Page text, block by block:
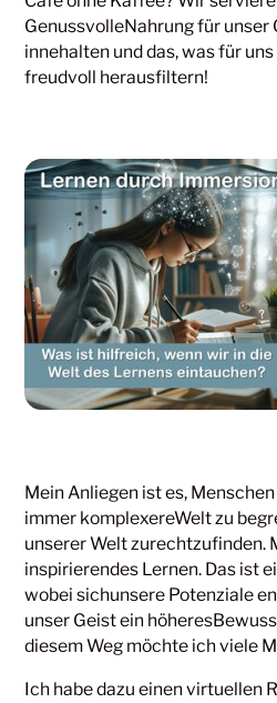
GenussvolleNahrung für unser
innehalten und das, was für
freudvoll herausfiltern!
Mein Anliegen ist es,
immer komplexereWelt zu
unserer Welt zurechtzufinden.
inspirierendes Lernen. Das ist
wobei sichunsere Potenziale
unser Geist ein
diesem Weg möchte ich viele
Ich habe dazu einen virtuellen